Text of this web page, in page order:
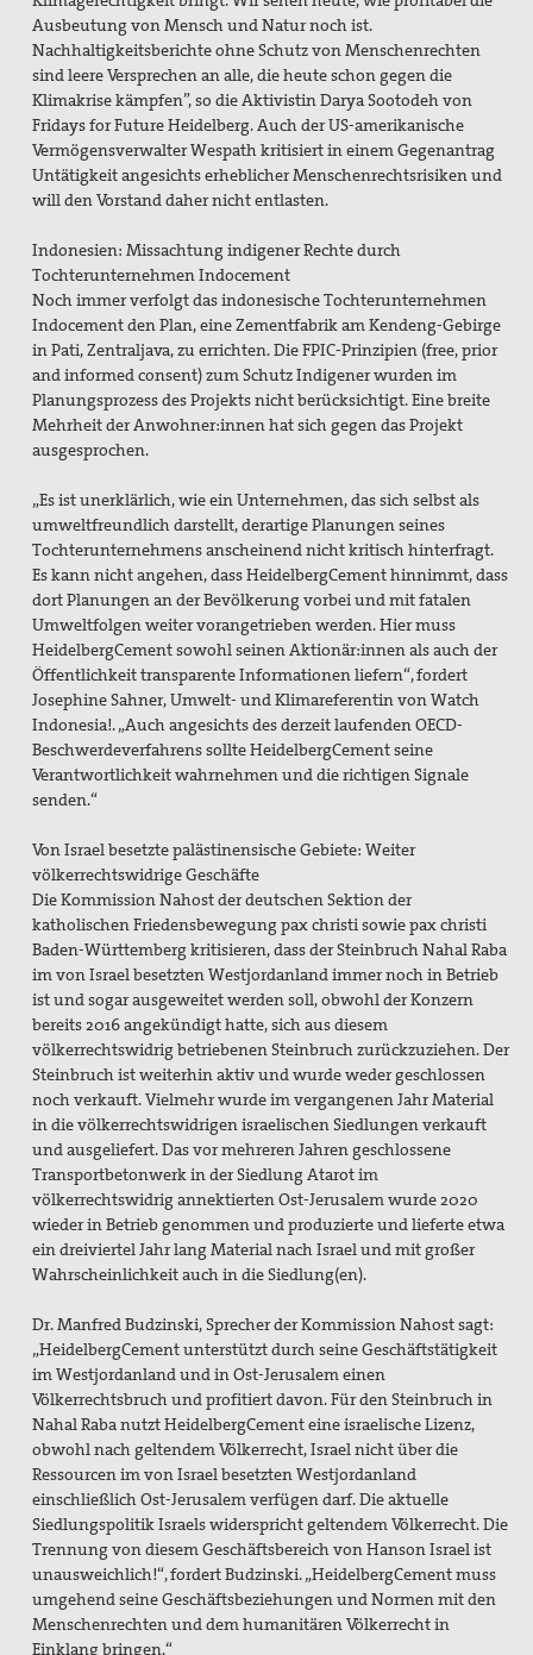
Ausbeutung von Mensch und Natur noch ist.
Nachhaltigkeitsberichte ohne Schutz von Menschenrechten
sind leere Versprechen an alle, die heute schon gegen die
Klimakrise kämpfen”, so die Aktivistin Darya Sootodeh von
Fridays for Future Heidelberg. Auch der US-amerikanische
Vermögensverwalter Wespath kritisiert in einem Gegenantrag
Untätigkeit angesichts erheblicher Menschenrechtsrisiken und
will den Vorstand daher nicht entlasten.
Indonesien: Missachtung indigener Rechte durch
Tochterunternehmen Indocement
Noch immer verfolgt das indonesische Tochterunternehmen
Indocement den Plan, eine Zementfabrik am Kendeng-Gebirge
in Pati, Zentraljava, zu errichten. Die FPIC-Prinzipien (free, prior
and informed consent) zum Schutz Indigener wurden im
Planungsprozess des Projekts nicht berücksichtigt. Eine breite
Mehrheit der Anwohner:innen hat sich gegen das Projekt
ausgesprochen.
„Es ist unerklärlich, wie ein Unternehmen, das sich selbst als
umweltfreundlich darstellt, derartige Planungen seines
Tochterunternehmens anscheinend nicht kritisch hinterfragt.
Es kann nicht angehen, dass HeidelbergCement hinnimmt, dass
dort Planungen an der Bevölkerung vorbei und mit fatalen
Umweltfolgen weiter vorangetrieben werden. Hier muss
HeidelbergCement sowohl seinen Aktionär:innen als auch der
Öffentlichkeit transparente Informationen liefern“, fordert
Josephine Sahner, Umwelt- und Klimareferentin von Watch
Indonesia!. „Auch angesichts des derzeit laufenden OECD-
Beschwerdeverfahrens sollte HeidelbergCement seine
Verantwortlichkeit wahrnehmen und die richtigen Signale
senden.“
Von Israel besetzte palästinensische Gebiete: Weiter
völkerrechtswidrige Geschäfte
Die Kommission Nahost der deutschen Sektion der
katholischen Friedensbewegung pax christi sowie pax christi
Baden-Württemberg kritisieren, dass der Steinbruch Nahal Raba
im von Israel besetzten Westjordanland immer noch in Betrieb
ist und sogar ausgeweitet werden soll, obwohl der Konzern
bereits 2016 angekündigt hatte, sich aus diesem
völkerrechtswidrig betriebenen Steinbruch zurückzuziehen. Der
Steinbruch ist weiterhin aktiv und wurde weder geschlossen
noch verkauft. Vielmehr wurde im vergangenen Jahr Material
in die völkerrechtswidrigen israelischen Siedlungen verkauft
und ausgeliefert. Das vor mehreren Jahren geschlossene
Transportbetonwerk in der Siedlung Atarot im
völkerrechtswidrig annektierten Ost-Jerusalem wurde 2020
wieder in Betrieb genommen und produzierte und lieferte etwa
ein dreiviertel Jahr lang Material nach Israel und mit großer
Wahrscheinlichkeit auch in die Siedlung(en).
Dr. Manfred Budzinski, Sprecher der Kommission Nahost sagt:
„HeidelbergCement unterstützt durch seine Geschäftstätigkeit
im Westjordanland und in Ost-Jerusalem einen
Völkerrechtsbruch und profitiert davon. Für den Steinbruch in
Nahal Raba nutzt HeidelbergCement eine israelische Lizenz,
obwohl nach geltendem Völkerrecht, Israel nicht über die
Ressourcen im von Israel besetzten Westjordanland
einschließlich Ost-Jerusalem verfügen darf. Die aktuelle
Siedlungspolitik Israels widerspricht geltendem Völkerrecht. Die
Trennung von diesem Geschäftsbereich von Hanson Israel ist
unausweichlich!“, fordert Budzinski. „HeidelbergCement muss
umgehend seine Geschäftsbeziehungen und Normen mit den
Menschenrechten und dem humanitären Völkerrecht in
Einklang bringen.“